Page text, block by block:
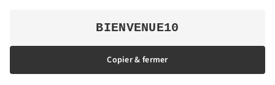
© 2026 Cafés Querry | Tous droits réservés |
BIENVENUE10
Copier & fermer